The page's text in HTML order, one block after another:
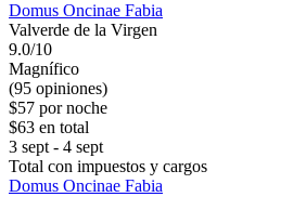
Domus Oncinae Fabia
Valverde de la Virgen
9.0/10
Magnífico
(95 opiniones)
$57 por noche
$63 en total
3 sept - 4 sept
Total con impuestos y cargos
Domus Oncinae Fabia